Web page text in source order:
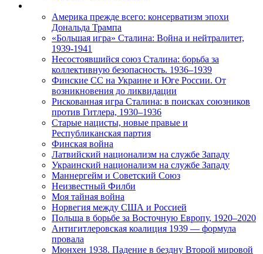
Америка прежде всего: консерватизм эпохи
Дональда Трампа
«Большая игра» Сталина: Война и нейтралитет,
1939-1941
Несостоявшийся союз Сталина: борьба за
коллективную безопасность. 1936–1939
Финские СС на Украине и Юге России. От
возникновения до ликвидации
Рискованная игра Сталина: в поисках союзников
против Гитлера, 1930–1936
Старые нацисты, новые правые и
Республиканская партия
Финская война
Латвийский национализм на службе Западу
Украинский национализм на службе Западу
Маннергейм и Советский Союз
Неизвестный Филби
Моя тайная война
Норвегия между США и Россией
Польша в борьбе за Восточную Европу, 1920–2020
Антигитлеровская коалиция 1939 — формула
провала
Мюнхен 1938. Падение в бездну Второй мировой